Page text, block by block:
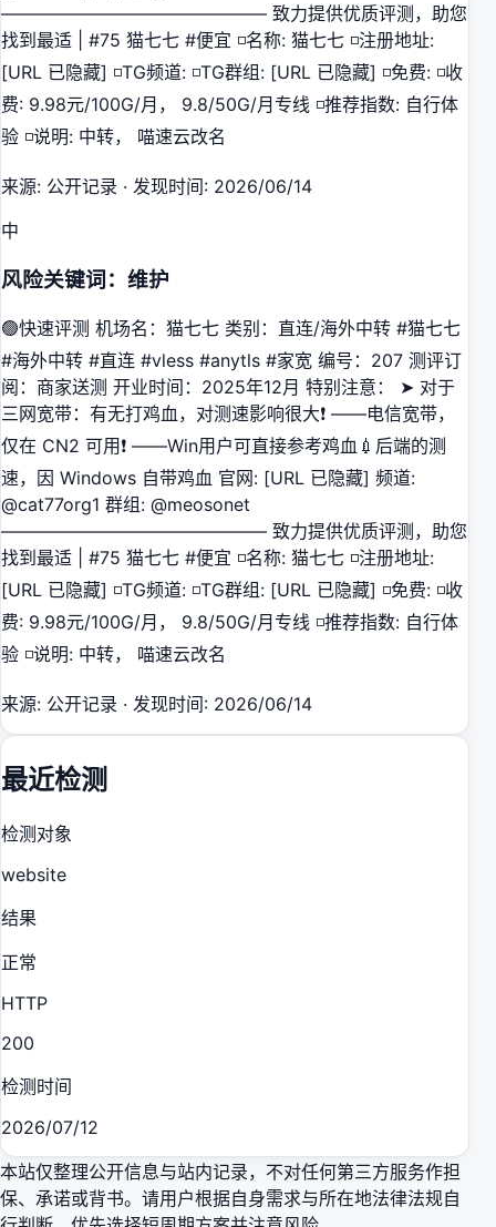
——————————————— 致力提供优质评测，助您
找到最适 | #75 猫七七 #便宜 ◽️名称: 猫七七 ◽️注册地址:
[URL 已隐藏] ◽️TG频道: ◽️TG群组: [URL 已隐藏] ◽️免费: ◽️收
费: 9.98元/100G/月， 9.8/50G/月专线 ◽️推荐指数: 自行体
验 ◽️说明: 中转， 喵速云改名
来源: 公开记录 · 发现时间: 2026/06/14
中
风险关键词：维护
🟢快速评测 机场名：猫七七 类别：直连/海外中转 #猫七七
#海外中转 #直连 #vless #anytls #家宽 编号：207 测评订
阅：商家送测 开业时间：2025年12月 特别注意： ➤ 对于
三网宽带：有无打鸡血，对测速影响很大❗️ ——电信宽带，
仅在 CN2 可用❗️ ——Win用户可直接参考鸡血💉后端的测
速，因 Windows 自带鸡血 官网: [URL 已隐藏] 频道:
@cat77org1 群组: @meosonet
——————————————— 致力提供优质评测，助您
找到最适 | #75 猫七七 #便宜 ◽️名称: 猫七七 ◽️注册地址:
[URL 已隐藏] ◽️TG频道: ◽️TG群组: [URL 已隐藏] ◽️免费: ◽️收
费: 9.98元/100G/月， 9.8/50G/月专线 ◽️推荐指数: 自行体
验 ◽️说明: 中转， 喵速云改名
来源: 公开记录 · 发现时间: 2026/06/14
最近检测
检测对象
website
结果
正常
HTTP
200
检测时间
2026/07/12
本站仅整理公开信息与站内记录，不对任何第三方服务作担
保、承诺或背书。请用户根据自身需求与所在地法律法规自